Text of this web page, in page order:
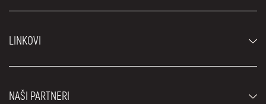
Luksuzni automobili
Cene
LINKOVI
NAŠI PARTNERI